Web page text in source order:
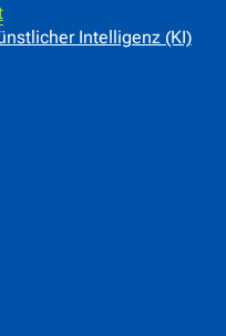
Intelligenz (KI)